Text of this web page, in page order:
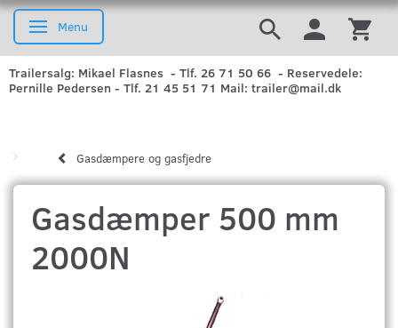
Skifte navigation
Menu
Trailersalg: Mikael Flasnes - Tlf. 26 71 50 66 - Reservedele:
Pernille Pedersen - Tlf. 21 45 51 71 Mail: trailer@mail.dk
Gasdæmpere og gasfjedre
Gasdæmper 500 mm
2000N